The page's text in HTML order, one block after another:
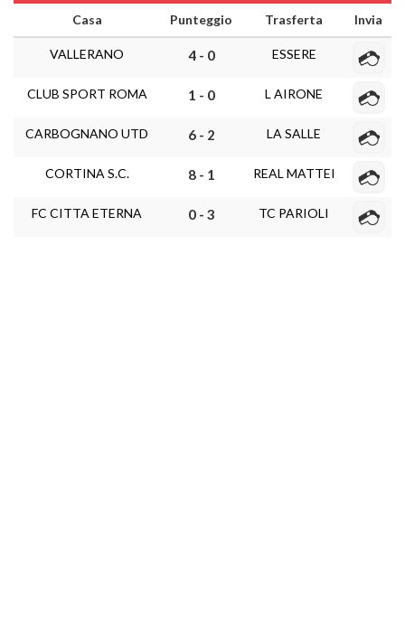
Casa
Punteggio Trasferta Invia
VALLERANO 4 - 0 ESSERE
CLUB SPORT ROMA 1 - 0 L AIRONE
CARBOGNANO UTD 6 - 2 LA SALLE
CORTINA S.C. 8 - 1 REAL MATTEI
FC CITTA ETERNA 0 - 3 TC PARIOLI